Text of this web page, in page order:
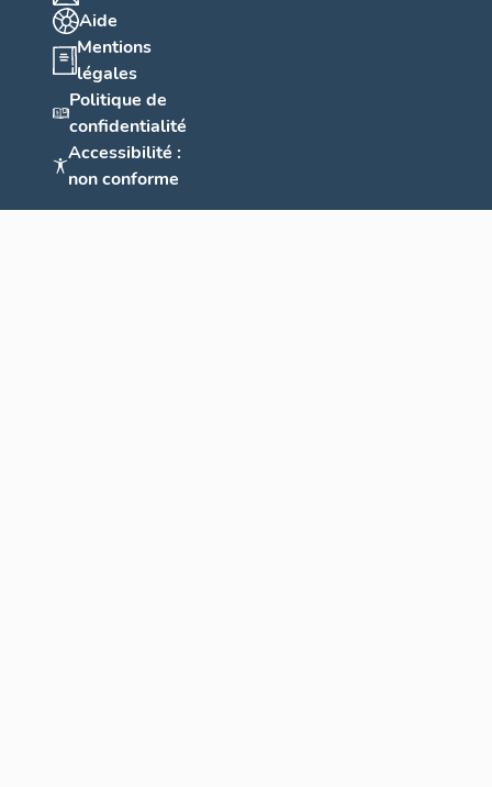
Aide
Mentions
légales
Politique de
confidentialité
Accessibilité :
non conforme